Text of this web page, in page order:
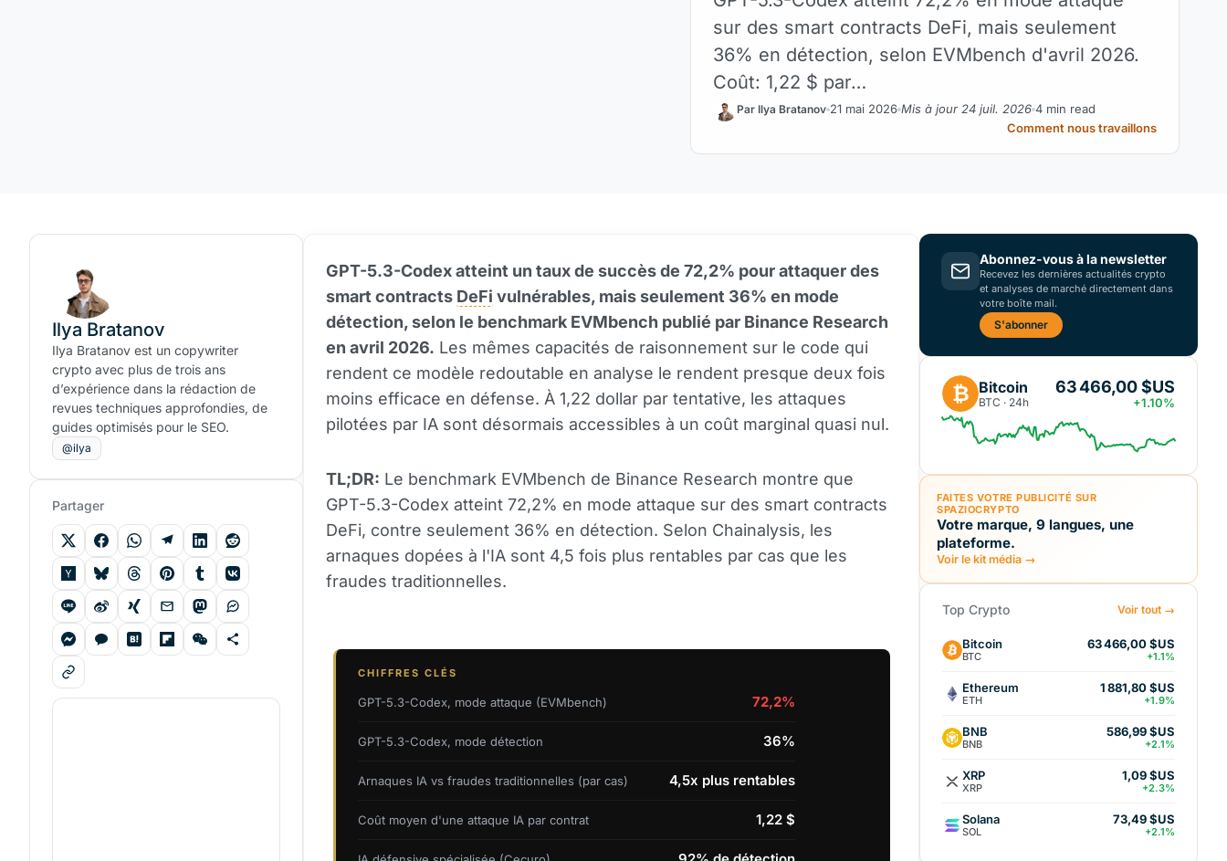
sur des smart contracts DeFi, mais seulement
36% en détection, selon EVMbench d'avril 2026.
Coût: 1,22 $ par…
Par Ilya Bratanov 21 mai 2026 Mis à jour 24 juil. 2026 4 min read
Comment nous travaillons
GPT-5.3-Codex atteint un taux de succès de 72,2% pour attaquer des
smart contracts DeFi vulnérables, mais seulement 36% en mode
détection, selon le benchmark EVMbench publié par Binance Research
en avril 2026. Les mêmes capacités de raisonnement sur le code qui
rendent ce modèle redoutable en analyse le rendent presque deux fois
moins efficace en défense. À 1,22 dollar par tentative, les attaques
pilotées par IA sont désormais accessibles à un coût marginal quasi nul.
TL;DR: Le benchmark EVMbench de Binance Research montre que
GPT-5.3-Codex atteint 72,2% en mode attaque sur des smart contracts
DeFi, contre seulement 36% en détection. Selon Chainalysis, les
arnaques dopées à l'IA sont 4,5 fois plus rentables par cas que les
fraudes traditionnelles.
CHIFFRES CLÉS
GPT-5.3-Codex, mode attaque (EVMbench) 72,2%
GPT-5.3-Codex, mode détection 36%
Arnaques IA vs fraudes traditionnelles (par cas) 4,5x plus rentables
Coût moyen d'une attaque IA par contrat 1,22 $
Ilya Bratanov
Ilya Bratanov est un copywriter
crypto avec plus de trois ans
d’expérience dans la rédaction de
revues techniques approfondies, de
guides optimisés pour le SEO.
@ilya
Partager
Abonnez-vous à la newsletter
Recevez les dernières actualités crypto
et analyses de marché directement dans
votre boîte mail.
S'abonner
₿ Bitcoin
BTC · 24h
63 466,00 $US
+1.10%
FAITES VOTRE PUBLICITÉ SUR
SPAZIOCRYPTO
Votre marque, 9 langues, une
plateforme.
Voir le kit média →
Top Crypto Voir tout →
Bitcoin
BTC
63 466,00 $US
+1.1%
Ethereum
ETH
1 881,80 $US
+1.9%
BNB
BNB
586,99 $US
+2.1%
XRP
XRP
1,09 $US
+2.3%
Solana
SOL
73,49 $US
+2.1%